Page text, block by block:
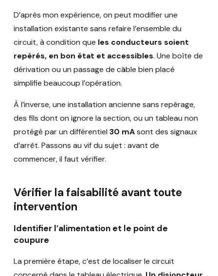
D’après mon expérience, on peut modifier une
installation existante sans refaire l’ensemble du
circuit, à condition que les conducteurs soient
repérés, en bon état et accessibles. Une boîte de
dérivation ou un passage de câble bien placé
simplifie beaucoup l’opération.
À l’inverse, une installation ancienne sans repérage,
des fils dont on ignore la section, ou un tableau non
protégé par un différentiel 30 mAsont des signaux
d’arrêt. Passons au vif du sujet : avant de
commencer, il faut vérifier.
Vérifier la faisabilité avant toute
intervention
Identifier l’alimentation et le point de
coupure
La première étape, c’est de localiser le circuit